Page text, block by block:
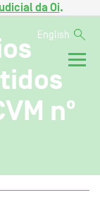
da Oi.
English
nº